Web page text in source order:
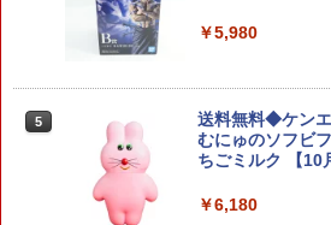
HG 機動戦士ガン
ズ ガンダムバエ
￥5,980
5
送料無料◆ケン
むにゅのソフビ
ちごミルク 【10
￥6,180